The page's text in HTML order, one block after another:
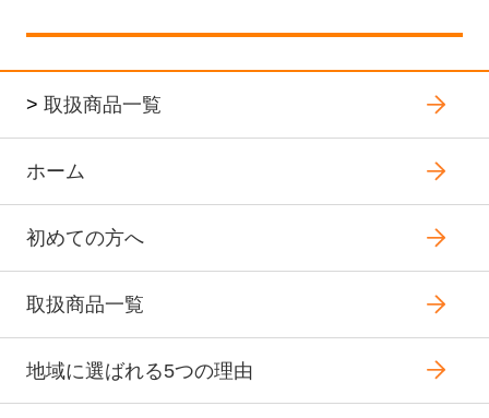
> 取扱商品一覧
ホーム
初めての方へ
取扱商品一覧
地域に選ばれる5つの理由